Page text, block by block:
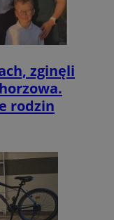
zginęli
rodzin